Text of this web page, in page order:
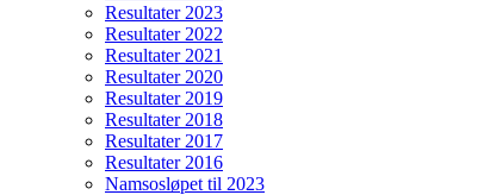
Resultater 2023
Resultater 2022
Resultater 2021
Resultater 2020
Resultater 2019
Resultater 2018
Resultater 2017
Resultater 2016
Namsosløpet til 2023